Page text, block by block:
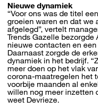
Nieuwe dynamiek
“Voor ons was de titel
groeien waren en dat we
afgelegd”, vertelt
Trends Gazelle
nieuwe contacten en
Daarnaast zorgde de
dynamiek in het bedrijf.
meer doen op het vlak
corona-maatregelen het
voorbije maanden al
willen nog meer inzetten
weet Devrieze.